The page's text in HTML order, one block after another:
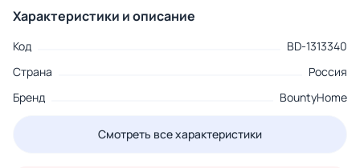
Характеристики и описание
Код
BD-1313340
Страна
Россия
Бренд
BountyHome
Смотреть все характеристики